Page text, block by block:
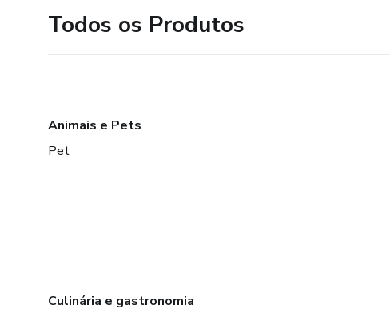
Todos os Produtos
Animais e Pets
Pet
Culinária e gastronomia